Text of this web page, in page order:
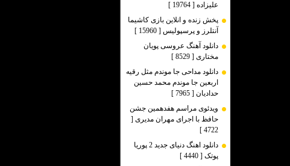
علیزاده [ 19764 ]
پخش زنده و انلاین بازی کاشیما
آنتلرز و پرسپولیس [ 15960 ]
دانلود آهنگ عروسی پویان
مختاری [ 8529 ]
دانلود مداحی جا موندم مثل رقیه
اربعین جا موندم محمد حسین
حدادیان [ 7965 ]
ویدئوی مراسم هفدهمین جشن
حافظ با اجرای مهران مدیری [
4722 ]
دانلود اهنگ دنیای جدید 2 پوریا
پوتک [ 4440 ]